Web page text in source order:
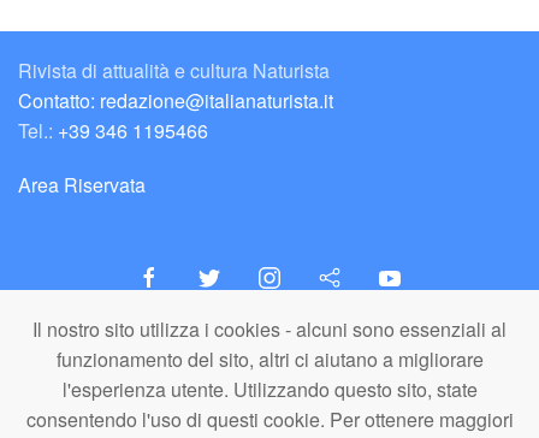
Il nostro sito utilizza i cookies - alcuni sono essenziali al
funzionamento del sito, altri ci aiutano a migliorare
l'esperienza utente. Utilizzando questo sito, state
consentendo l'uso di questi cookie. Per ottenere maggiori
Rivista di attualità e cultura Naturista
Contatto: redazione@italianaturista.it
Tel.: +39 346 1195466
Area Riservata
italiaNATURISTA
Editore e Redazione
A.N.ITA. Associazione Naturista Italiana (APS)
C.F. 80203710159